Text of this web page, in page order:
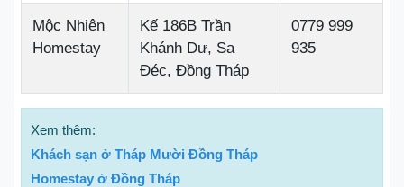
Mộc Nhiên
Homestay
Kế 186B Trần
Khánh Dư, Sa
Đéc, Đồng Tháp
0779 999
935
Xem thêm:
Khách sạn ở Tháp Mười Đồng Tháp
Homestay ở Đồng Tháp